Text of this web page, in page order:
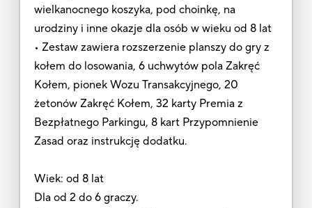
wielkanocnego koszyka, pod choinkę, na
urodziny i inne okazje dla osób w wieku od 8 lat
• Zestaw zawiera rozszerzenie planszy do gry z
kołem do losowania, 6 uchwytów pola Zakręć
Kołem, pionek Wozu Transakcyjnego, 20
żetonów Zakręć Kołem, 32 karty Premia z
Bezpłatnego Parkingu, 8 kart Przypomnienie
Zasad oraz instrukcję dodatku.
Wiek: od 8 lat
Dla od 2 do 6 graczy.